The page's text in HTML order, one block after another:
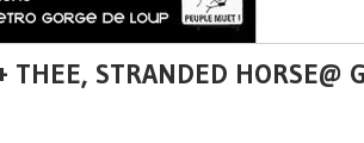
STRANDED HORSE@